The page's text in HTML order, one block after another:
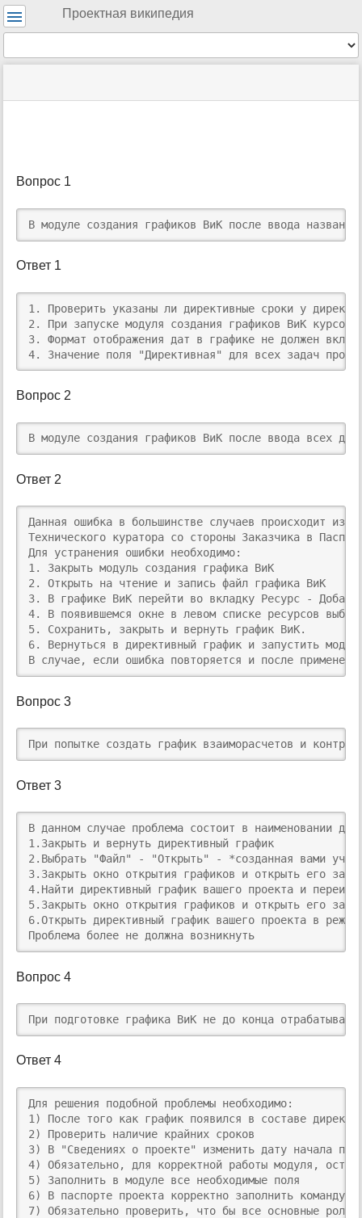
Проектная википедия
Инструменты
пользователя
сайта
страницы
т
-
а
н
и
ы
Вопрос 1
В модуле создания графиков ВиК после ввода
Ответ 1
​1. Проверить указаны ли директивные сроки у
2. При запуске модуля создания графиков ВиК
3. Формат отображения дат в графике не должен
4. Значение поля "Директивная" для всех задач
Вопрос 2
В модуле создания графиков ВиК после ввода всех
Ответ 2
​Данная ошибка в большинстве случаев происходит
Технического куратора со стороны Заказчика в
Для устранения ошибки необходимо:
1. Закрыть модуль создания графика ВиК
2. Открыть на чтение и запись файл графика ВиК
3. В графике ВиК перейти во вкладку Ресурс -
4. В появившемся окне в левом списке ресурсов
5. Сохранить, закрыть и вернуть график ВиК.
6. Вернуться в директивный график и запустить
В случае, если ошибка повторяется и после
Вопрос 3
При попытке создать график взаиморасчетов и
Ответ 3
В данном случае проблема состоит в наименовании
1.Закрыть и вернуть директивный график
2.Выбрать "Файл" - "Открыть" - *созданная вами
3.Закрыть окно открытия графиков и открыть его
4.Найти директивный график вашего проекта и
5.Закрыть окно открытия графиков и открыть его
6.Открыть директивный график вашего проекта в
Проблема более не должна возникнуть
Вопрос 4
При подготовке графика ВиК не до конца
Ответ 4
Для решения подобной проблемы необходимо:
1) После того как график появился в составе
2) Проверить наличие крайних сроков
3) В "Сведениях о проекте" изменить дату начала
4) Обязательно, для корректной работы модуля,
5) Заполнить в модуле все необходимые поля
6) В паспорте проекта корректно заполнить команду
7) Обязательно проверить, что бы все основные роли